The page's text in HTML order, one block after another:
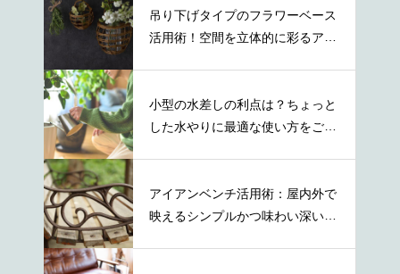
吊り下げタイプのフラワーベース
活用術！空間を立体的に彩るアイ
小型の水差しの利点は？ちょっと
した水やりに最適な使い方をご紹
アイアンベンチ活用術：屋内外で
映えるシンプルかつ味わい深い取